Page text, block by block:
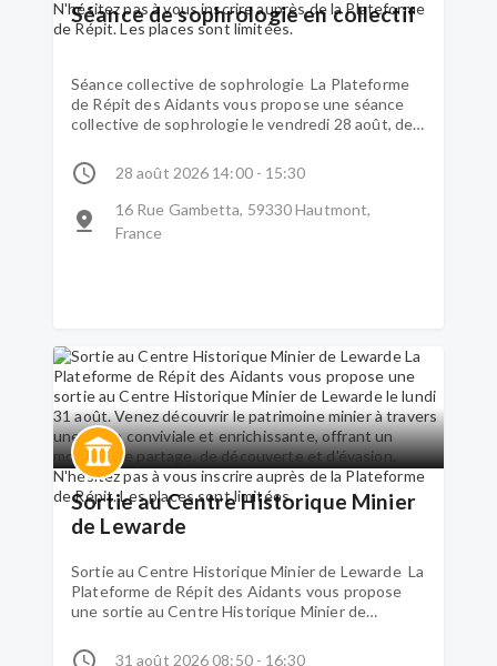
Séance de sophrologie en collectif
Séance collective de sophrologie La Plateforme
de Répit des Aidants vous propose une séance
collective de sophrologie le vendredi 28 août, de
moment de détente et de recentrage grâce à des
exercices de respiration, de relaxation et de
visualisation, favorisant le bien-être et la gestion
du stress, dans une ambiance conviviale.
N'hésitez pas à vous inscrire auprès de la
28 août 2026 14:00 - 15:30
16 Rue Gambetta, 59330 Hautmont,
France
Sortie au Centre Historique Minier
de Lewarde
Sortie au Centre Historique Minier de Lewarde La
Plateforme de Répit des Aidants vous propose
une sortie au Centre Historique Minier de
patrimoine minier à travers une visite conviviale et
31 août 2026 08:50 - 16:30